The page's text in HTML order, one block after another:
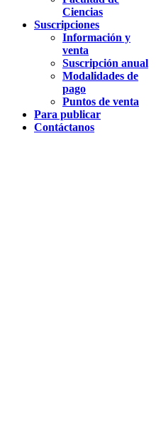
Ciencias
Suscripciones
Información y
venta
Suscripción anual
Modalidades de
pago
Puntos de venta
Para publicar
Contáctanos